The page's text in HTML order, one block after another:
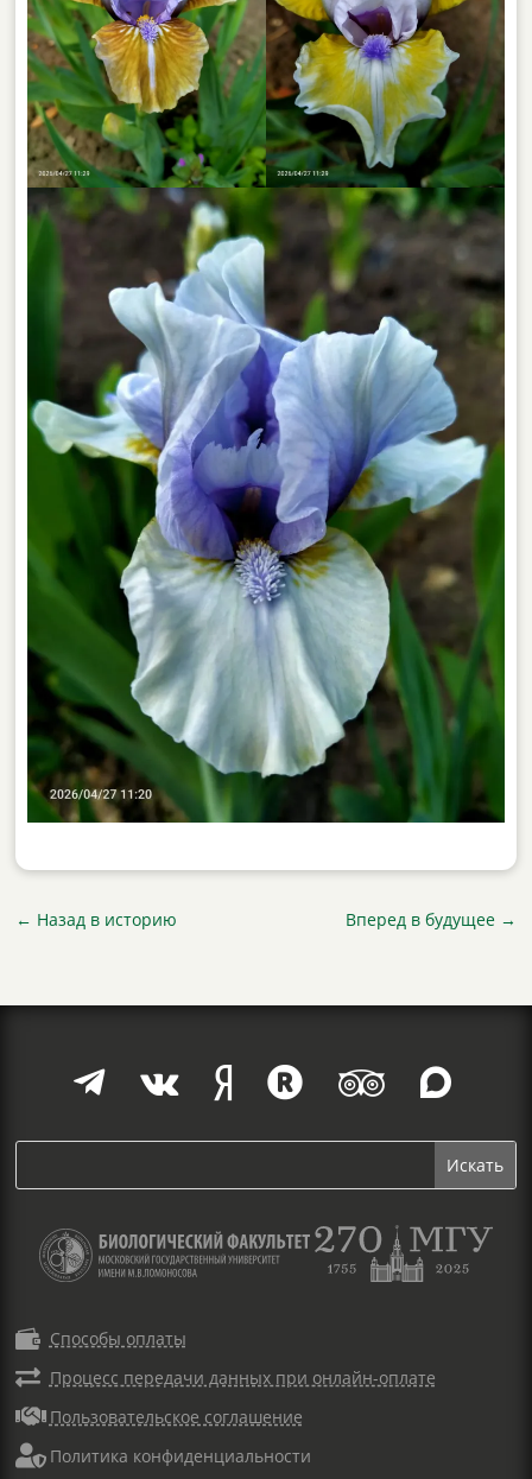
← Назад в историю Вперед в будущее→
     
 Способы оплаты
 Процесс передачи данных при онлайн-оплате
 Пользовательское соглашение
 Политика конфиденциальности